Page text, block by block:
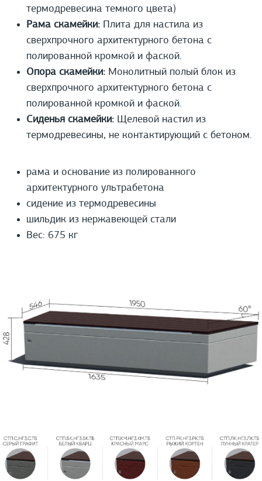
термодревесина темного цвета)
Рама скамейки: Плита для настила из
сверхпрочного архитектурного бетона с
полированной кромкой и фаской.
Опора скамейки: Монолитный полый блок из
сверхпрочного архитектурного бетона с
полированной кромкой и фаской.
Сиденья скамейки: Щелевой настил из
термодревесины, не контактирующий с бетоном.
рама и основание из полированного
архитектурного ультрабетона
сидение из термодревесины
шильдик из нержавеющей стали
Вес: 675 кг